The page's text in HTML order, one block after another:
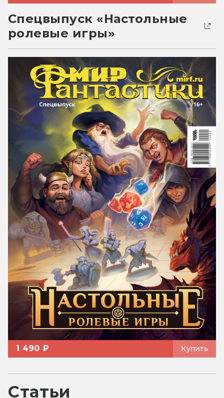
Спецвыпуск «Настольные
ролевые игры»
1 490 ₽ Купить
Статьи